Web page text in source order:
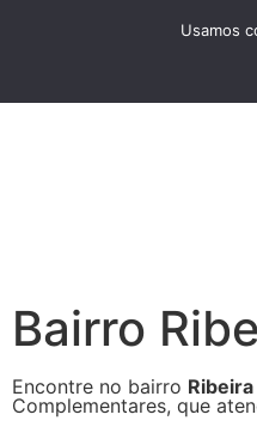
Bairro
Encontre no bairro Ribeira
Complementares, que
Usamos